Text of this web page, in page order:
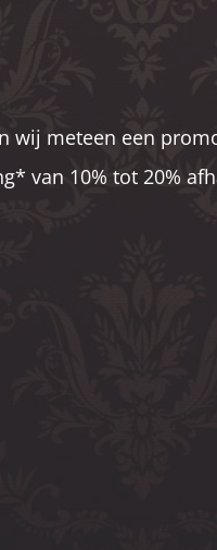
wij meteen een
van 10% tot 20%